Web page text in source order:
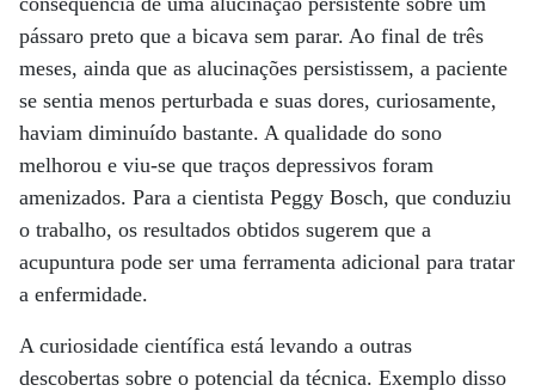
pássaro preto que a bicava sem parar. Ao final de três
meses, ainda que as alucinações persistissem, a paciente
se sentia menos perturbada e suas dores, curiosamente,
haviam diminuído bastante. A qualidade do sono
melhorou e viu-se que traços depressivos foram
amenizados. Para a cientista Peggy Bosch, que conduziu
o trabalho, os resultados obtidos sugerem que a
acupuntura pode ser uma ferramenta adicional para tratar
a enfermidade.
A curiosidade científica está levando a outras
descobertas sobre o potencial da técnica. Exemplo disso